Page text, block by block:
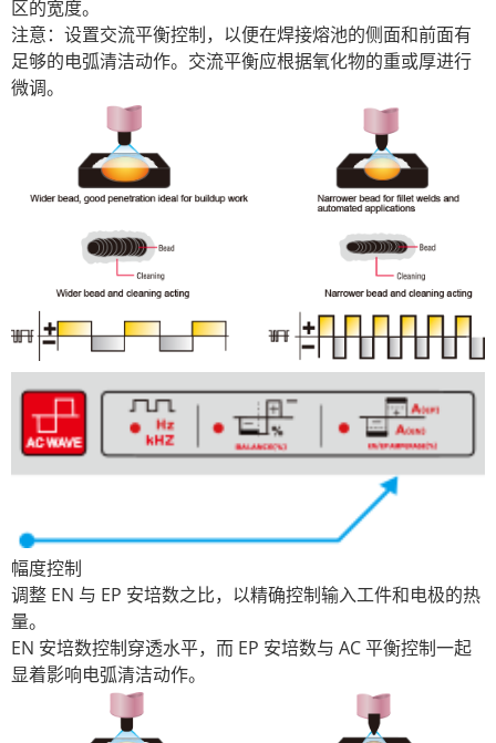
区的宽度。
注意：设置交流平衡控制，以便在焊接熔池的侧面和前面有
足够的电弧清洁动作。交流平衡应根据氧化物的重或厚进行
微调。
幅度控制
调整 EN 与 EP 安培数之比，以精确控制输入工件和电极的热
量。
EN 安培数控制穿透水平，而 EP 安培数与 AC 平衡控制一起
显着影响电弧清洁动作。